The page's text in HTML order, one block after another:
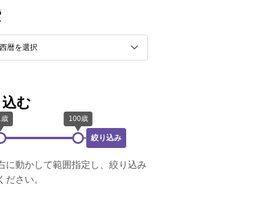
む
絞り込み
に動かして範囲指定し、絞り込み
ださい。